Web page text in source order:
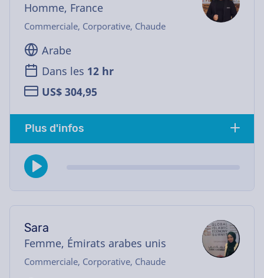
Homme, France
Commerciale, Corporative, Chaude
Arabe
Dans les 12 hr
US$ 304,95
Plus d'infos
Sara
Femme, Émirats arabes unis
Commerciale, Corporative, Chaude